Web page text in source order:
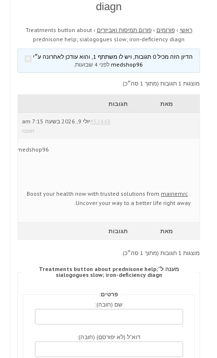
diagn
ראשי › פורומים › פורום תמיסות ואביזרים ›
Treatments button about
prednisone help; sialogogues slow; iron-deficiency diagn
הדיון הזה מכיל 0 תגובות, ויש לו משתתף 1, והוא עודכן לאחרונה ע״י
לפני 4 שבועות .
מוצגות 1 תגובות (מתוך 1 סה״כ)
מאת תגובות
יולי 9, 2026 בשעה 7:15 am#52448
תגובה
medshop96
Boost your health now with trusted solutions from mainemrc .
Uncover your way to a better life right away.
מאת תגובות
מוצגות 1 תגובות (מתוך 1 סה״כ)
מענה ל־Treatments button about prednisone help;
sialogogues slow; iron-deficiency diagn
פרטים:
שם (חובה):
דוא"ל (לא יפורסם) (חובה):